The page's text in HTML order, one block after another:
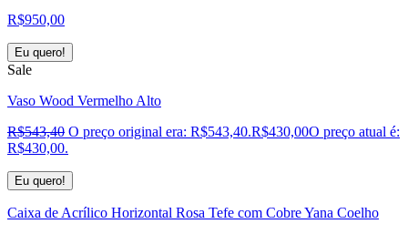
R$950,00
Eu quero!
Sale
Vaso Wood Vermelho Alto
R$543,40 O preço original era: R$543,40.R$430,00O preço atual é:
R$430,00.
Eu quero!
Caixa de Acrílico Horizontal Rosa Tefe com Cobre Yana Coelho